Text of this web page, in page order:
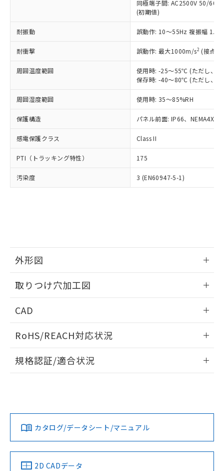
同極端子間: AC2500V 50/
(初期値)
耐振動 誤動作: 10～55Hz 複振幅
耐衝撃 誤動作: 最大1000m/s2 (接点
周囲温度範囲
使用時: -25～55℃ (ただし、氷
保存時: -40～80℃ (ただし、氷
周囲湿度範囲 使用時: 35～85%RH
保護構造 パネル前面: IP66、NEMA4X,
感電保護クラス Class II
PTI（トラッキング特性） 175
汚染度 3 (EN60947-5-1)
外形図
取りつけ穴加工図
CAD
ドすることができます。
ログイン/会員登録
ダウンロードデータをご利用いただく前に、以下を必ずお読
みください。
ソフトウェアの使用条件
RoHS/REACH対応状況
EU RoHS 注意事項・凡例
対応済み
中国 RoHS 注意事項・凡例
規格認証/適合状況
LR型式承認
（イギリス
船舶規格）
DNV型式承認
（ノルウェー
BV型式承認
（フランス
KR型式
（韓国
カタログ/データシート/マニュアル
2D CADデータ
正式な納期状況および標準価格はお客
様のお取引先、またはお客様担当のオ
ムロン制御機器販売店・当社販売員に
オムロン制御機器販売店や当社販売拠
販売ネットワーク
」をご確認
在庫状況および標準価格結果を当社の
事前の承諾なく第三者に漏洩または開
マイパーツ機能（部品リスト作成サー
ビス）をご利用いただくには、I-Web
メンバーズにご登録されている必要が
あります。
お客様が当ウェブサイト上で当社にご
登録された部品リストについて、当社
および当社の共同利用者が、当社の製
用者の範囲」に記載されている法人を
(PBDE) 1000ppm以下、フタル酸ビス(2-エチルヘキシ
ル) (DEHP)(別名：DOP) 1000ppm以下、フタル酸ブチ
ルベンジル（BBP） 1000ppm以下、フタル酸ジブチル
（DBP） 1000ppm以下、フタル酸ジイソブチル
但し、RoHS指令で産業用監視および制御機器に対する
フタル酸エステル類の４物質については閾値を超える意
図的な使用がないことを確認しています。
※2 対応予定月
部品在庫の切り替え状況などにより、予定
月が前後することがあります。
※3 非含有証明書ダウンロード
※本証明書は発行日時点で非含有を証明す
るもので、過去に遡って非含有を証明する
ものではありません。
物質の対応では、対応完了までの期間は出
荷製品に未対応品が混在することから備考
していることから、特段のことがない限
り、2022年1月12日より割愛しておりま
す。
Cr(Ⅵ)(六価クロム) : 1000ppm、 PBBs(ポリ臭化ビフェ
ニル類) : 1000ppm、 PBDEs(ポリ臭化ジフェニルエーテ
イソブチル) : 1000ppm、 BBP(フタル酸ブチルベンジ
DEHP(フタル酸ビス(2-エチルヘキシル)) : 1000ppm
※2 環境保護使用期限
「ｅ」：有害物質（10物質）のすべてが基
準値以下であることを示します。
「10」：通常の使用状況下において有害物
質が外部に漏えいし、環境に深刻な影響を
及ぼさない年数を意味します。
「－」：未確認です。当社販売部門へお問
い合わせください。
当社は規制貨物を破棄する場合は、完
いよう必要な手段を講じます。
当社は貴社製品を、核兵器、ミサイ
ル、化学兵器、生物兵器またはその他
武器並びにこれらの製造装置等に一切
当社は、貴社製品を第三者に販売する
場合は、上記1、2および3の内容を当
該第三者に通知します。また当社は、
販売先および販売に係わる関係者が違
法に輸出するおそれがある場合は、取
り引きをいたしません。
一定数以上の在庫あり
一定数には満たないが在庫あり
在庫なし(最新の在庫状況につ
いては、お客様のお取引先、ま
たはお客様担当のオムロン制御
機器販売店・当社販売員にご確
白
受注生産機種、また在庫状況の
情報を公開していない機種